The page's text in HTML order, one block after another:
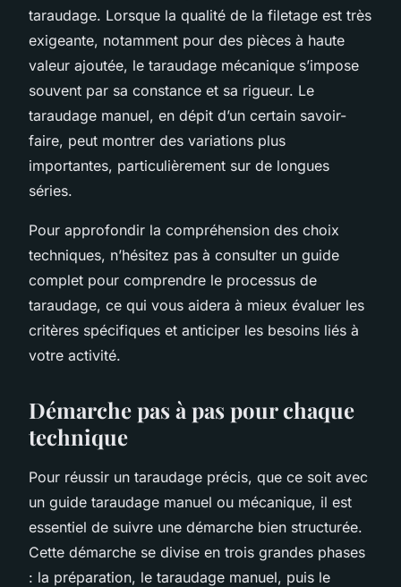
taraudage. Lorsque la qualité de la filetage est très
exigeante, notamment pour des pièces à haute
valeur ajoutée, le taraudage mécanique s’impose
souvent par sa constance et sa rigueur. Le
taraudage manuel, en dépit d’un certain savoir-
faire, peut montrer des variations plus
importantes, particulièrement sur de longues
séries.
Pour approfondir la compréhension des choix
techniques, n’hésitez pas à consulter un guide
complet pour comprendre le processus de
taraudage, ce qui vous aidera à mieux évaluer les
critères spécifiques et anticiper les besoins liés à
votre activité.
Démarche pas à pas pour chaque
technique
Pour réussir un taraudage précis, que ce soit avec
un guide taraudage manuel ou mécanique, il est
essentiel de suivre une démarche bien structurée.
Cette démarche se divise en trois grandes phases
: la préparation, le taraudage manuel, puis le